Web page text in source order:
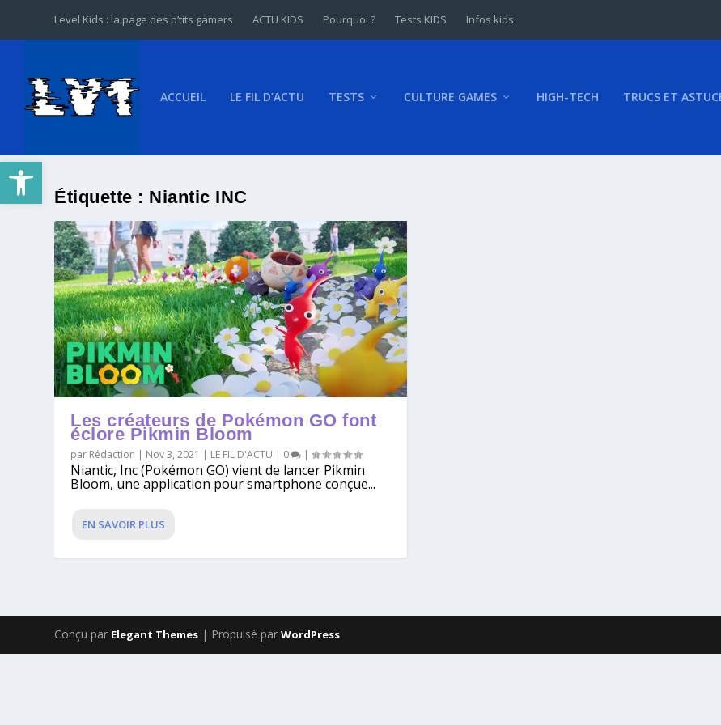
Ouvrir la barre d’outils
Level Kids : la page des p’tits gamers ACTU KIDS Pourquoi ? Tests KIDS Infos kids
ACCUEIL LE FIL D’ACTU TESTS CULTURE GAMES HIGH-TECH TRUCS ET
Étiquette : Niantic INC
Les créateurs de Pokémon GO font
éclore Pikmin Bloom
par Rédaction | Nov 3, 2021 | LE FIL D'ACTU | 0 |
Niantic, Inc (Pokémon GO) vient de lancer Pikmin
Bloom, une application pour smartphone conçue...
EN SAVOIR PLUS
Conçu par Elegant Themes | Propulsé parWordPress